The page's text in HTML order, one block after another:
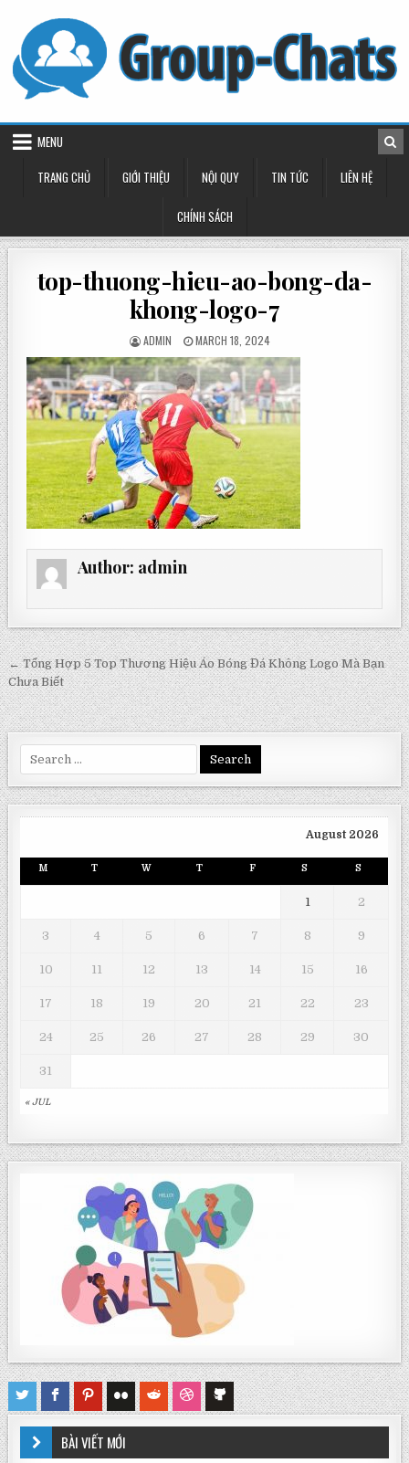
content
MENU
TRANG CHỦ
GIỚI THIỆU NỘI QUY TIN TỨC LIÊN HỆ
CHÍNH SÁCH
top-thuong-hieu-ao-bong-da-
khong-logo-7
POSTED
BY
ADMIN
POSTED
ON
MARCH 18, 2024
Author: admin
Post
navigation
← Tổng Hợp 5 Top Thương Hiệu Áo Bóng Đá Không Logo Mà Bạn
Chưa Biết
for:
August 2026
M T W T F S S
« JUL
1 2
3 4 5 6 7 8 9
10 11 12 13 14 15 16
17 18 19 20 21 22 23
24 25 26 27 28 29 30
31
BÀI VIẾT MỚI